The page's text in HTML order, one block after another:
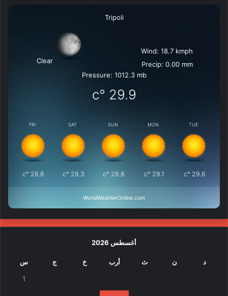
Tripoli
Clear
Wind: 18.7 kmph
Precip: 0.00 mm
Pressure: 1012.3 mb
29.9
°c
FRI
28.8
°c
SAT
28.3
°c
SUN
28.8
°c
MON
29.1
°c
TUE
29.6
°c
WorldWeatherOnline.com
أغسطس 2026
د ن ث أرب خ ج س
1